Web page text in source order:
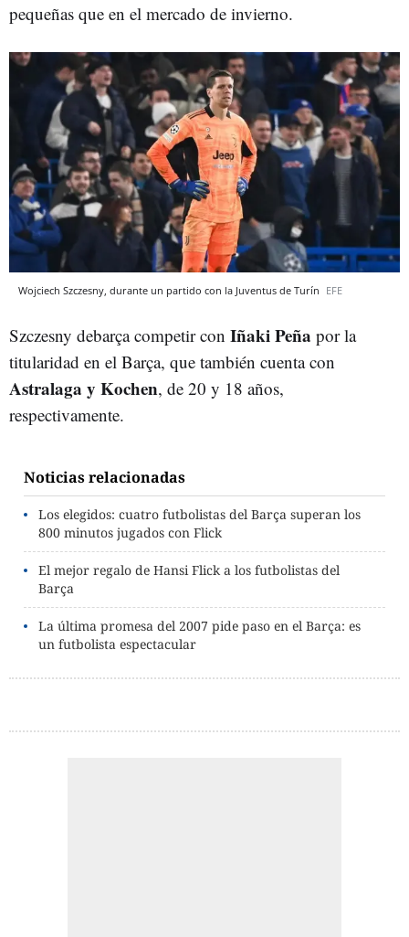
pequeñas que en el mercado de invierno.
Wojciech Szczesny, durante un partido con la Juventus de Turín EFE
Szczesny debarça competir con Iñaki Peña por la
titularidad en el Barça, que también cuenta con
Astralaga y Kochen, de 20 y 18 años,
respectivamente.
Noticias relacionadas
Los elegidos: cuatro futbolistas del Barça superan los
800 minutos jugados con Flick
El mejor regalo de Hansi Flick a los futbolistas del
Barça
La última promesa del 2007 pide paso en el Barça: es
un futbolista espectacular